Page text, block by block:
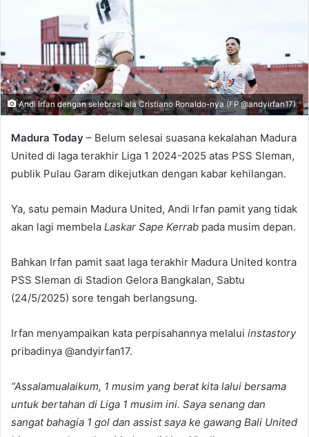
m
a
i
l
Andi Irfan dengan selebrasi ala Cristiano Ronaldo-nya (FP @andyirfan17)
Madura Today – Belum selesai suasana kekalahan Madura
United di laga terakhir Liga 1 2024-2025 atas PSS Sleman,
publik Pulau Garam dikejutkan dengan kabar kehilangan.
Ya, satu pemain Madura United, Andi Irfan pamit yang tidak
akan lagi membela Laskar Sape Kerrab pada musim depan.
Bahkan Irfan pamit saat laga terakhir Madura United kontra
PSS Sleman di Stadion Gelora Bangkalan, Sabtu
(24/5/2025) sore tengah berlangsung.
Irfan menyampaikan kata perpisahannya melalui instastory
pribadinya @andyirfan17.
“Assalamualaikum, 1 musim yang berat kita lalui bersama
untuk bertahan di Liga 1 musim ini. Saya senang dan
sangat bahagia 1 gol dan assist saya ke gawang Bali United